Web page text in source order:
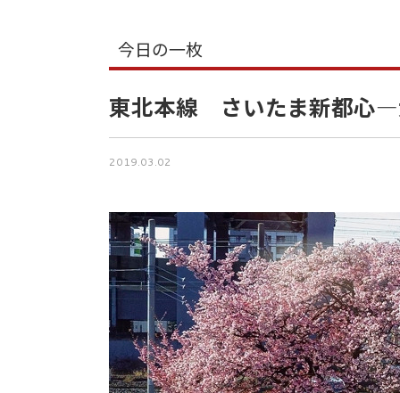
今日の一枚
東北本線 さいたま新都心
2019.03.02